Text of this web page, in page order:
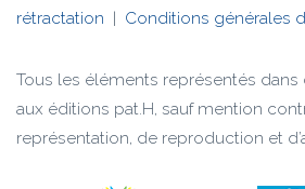
rétractation | Conditions générales
Tous les éléments représentés
aux éditions pat.H, sauf mention
représentation, de reproduction et